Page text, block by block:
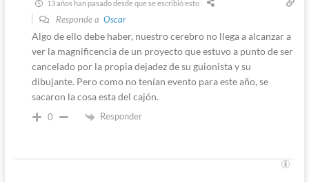
13 años han pasado desde que se escribió esto
Responde a Oscar
Algo de ello debe haber, nuestro cerebro no llega a alcanzar a
ver la magnificencia de un proyecto que estuvo a punto de ser
cancelado por la propia dejadez de su guionista y su
dibujante. Pero como no tenían evento para este año, se
sacaron la cosa esta del cajón.
0 Responder